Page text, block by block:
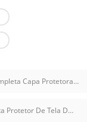
LITO Cola Completa Proteção Completa Capa Protetora De Tela De Lente De Alta Definição Para IPhone 11/11 Pro / Pro Max
Cobertura Completa Cola Completa Protetor De Tela De Lente HD Ultrafino Para IPhone 11 Pro / 11 Pro Max